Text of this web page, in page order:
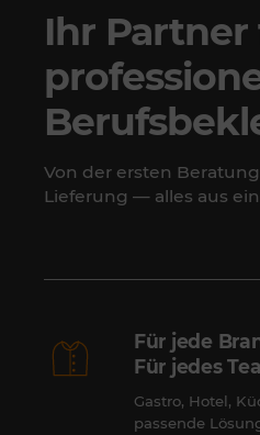
Ihr Partner
Von der ersten
Lieferung — alles aus
Für jede
Für jedes
Gastro, Hotel,
passende